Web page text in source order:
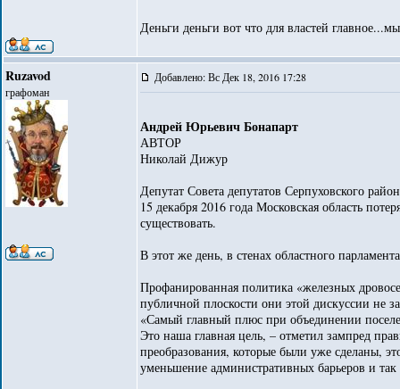
Деньги деньги вот что для властей
Ruzavod
графоман
Добавлено: Вс Дек 18, 2016 17:28
Андрей Юрьевич Бонапарт
АВТОР
Николай Дижур
Депутат Совета депутатов Серпуховского
15 декабря 2016 года Московская область
существовать.
В этот же день, в стенах областного
Профанированная политика «железных
публичной плоскости они этой дискуссии не
«Самый главный плюс при объединении
Это наша главная цель, – отметил зампред
преобразования, которые были уже сделаны,
уменьшение административных барьеров и так